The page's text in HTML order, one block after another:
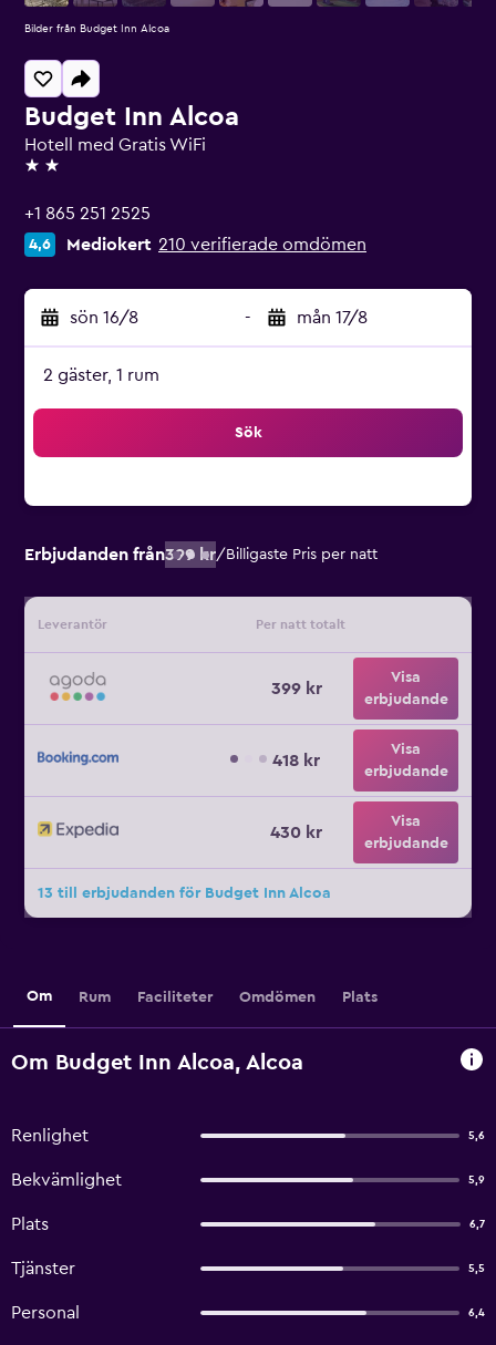
Budget Inn Alcoa
Hotell med Gratis WiFi
2 stjärnor
+1 865 251 2525
4,6 Mediokert 210 verifierade omdömen
sön 16/8 - mån 17/8
2 gäster, 1 rum
Sök
Erbjudanden från399 kr/ Billigaste Pris per natt
Leverantör Per natt totalt
399 kr
Visa
erbjudande
418 kr
Visa
erbjudande
430 kr
Visa
erbjudande
13 till erbjudanden för Budget Inn Alcoa
Bilder från Budget Inn Alcoa
Om Rum Faciliteter Omdömen Plats
Om Budget Inn Alcoa, Alcoa
Renlighet 5,6
Bekvämlighet 5,9
Plats 6,7
Tjänster 5,5
Personal 6,4